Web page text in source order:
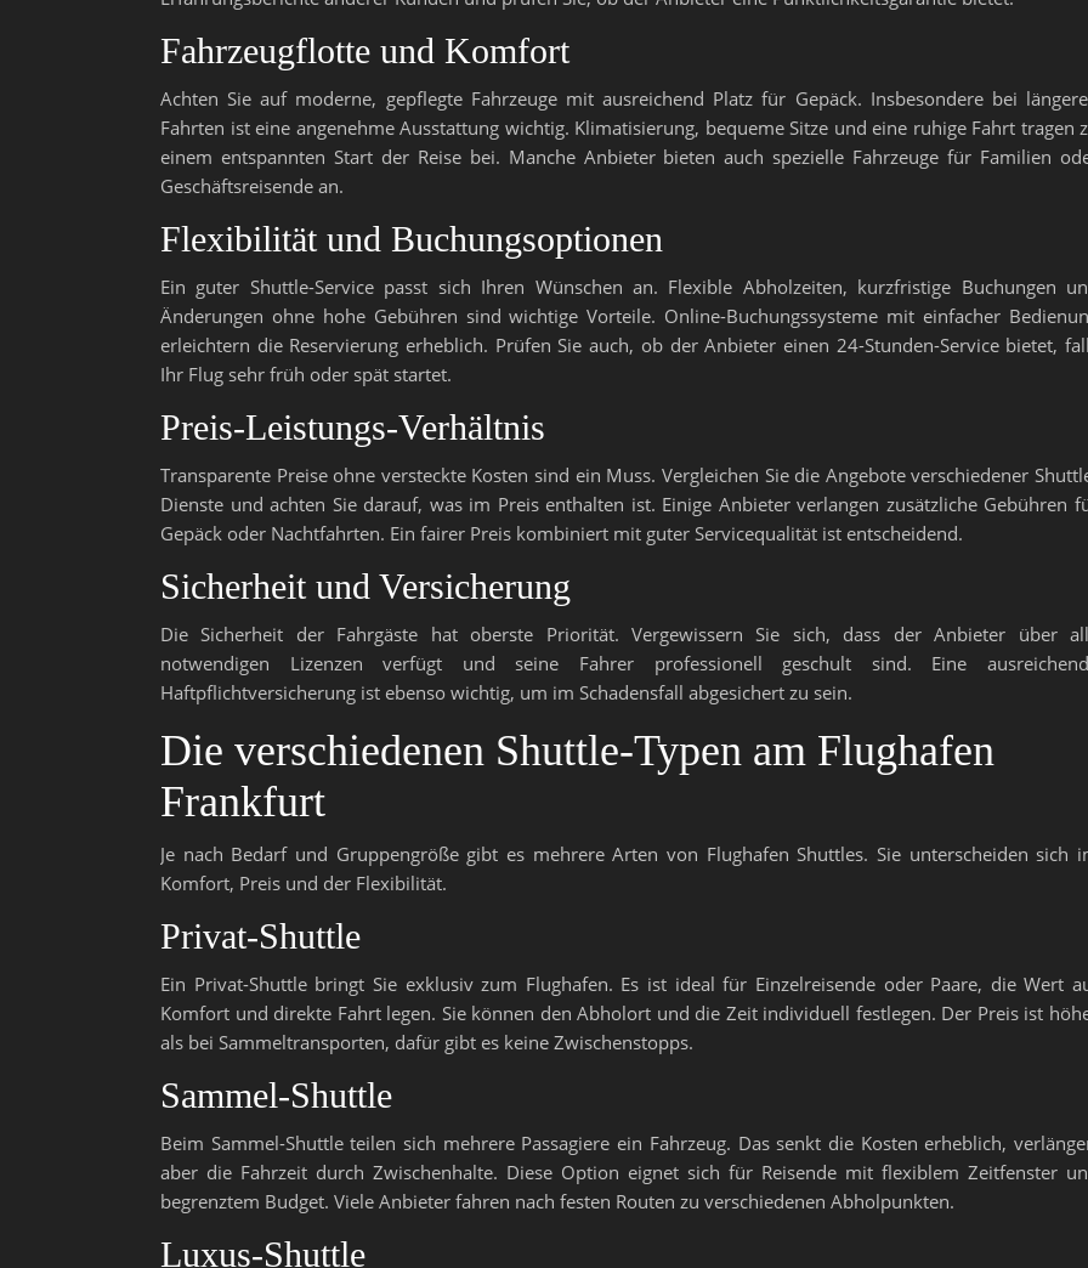
Fahrzeugflotte und Komfort
Achten Sie auf moderne, gepflegte Fahrzeuge mit ausreichend Platz für Gepäck. Insbesondere bei
Fahrten ist eine angenehme Ausstattung wichtig. Klimatisierung, bequeme Sitze und eine ruhige Fahrt tragen
einem entspannten Start der Reise bei. Manche Anbieter bieten auch spezielle Fahrzeuge für Familien
Geschäftsreisende an.
Flexibilität und Buchungsoptionen
Ein guter Shuttle-Service passt sich Ihren Wünschen an. Flexible Abholzeiten, kurzfristige Buchungen
Änderungen ohne hohe Gebühren sind wichtige Vorteile. Online-Buchungssysteme mit einfacher
erleichtern die Reservierung erheblich. Prüfen Sie auch, ob der Anbieter einen 24-Stunden-Service bietet,
Ihr Flug sehr früh oder spät startet.
Preis-Leistungs-Verhältnis
Transparente Preise ohne versteckte Kosten sind ein Muss. Vergleichen Sie die Angebote verschiedener
Dienste und achten Sie darauf, was im Preis enthalten ist. Einige Anbieter verlangen zusätzliche Gebühren
Gepäck oder Nachtfahrten. Ein fairer Preis kombiniert mit guter Servicequalität ist entscheidend.
Sicherheit und Versicherung
Die Sicherheit der Fahrgäste hat oberste Priorität. Vergewissern Sie sich, dass der Anbieter über
notwendigen Lizenzen verfügt und seine Fahrer professionell geschult sind. Eine
Haftpflichtversicherung ist ebenso wichtig, um im Schadensfall abgesichert zu sein.
Die verschiedenen Shuttle-Typen am Flughafen
Frankfurt
Je nach Bedarf und Gruppengröße gibt es mehrere Arten von Flughafen Shuttles. Sie unterscheiden sich
Komfort, Preis und der Flexibilität.
Privat-Shuttle
Ein Privat-Shuttle bringt Sie exklusiv zum Flughafen. Es ist ideal für Einzelreisende oder Paare, die Wert
Komfort und direkte Fahrt legen. Sie können den Abholort und die Zeit individuell festlegen. Der Preis ist
als bei Sammeltransporten, dafür gibt es keine Zwischenstopps.
Sammel-Shuttle
Beim Sammel-Shuttle teilen sich mehrere Passagiere ein Fahrzeug. Das senkt die Kosten erheblich,
aber die Fahrzeit durch Zwischenhalte. Diese Option eignet sich für Reisende mit flexiblem Zeitfenster
begrenztem Budget. Viele Anbieter fahren nach festen Routen zu verschiedenen Abholpunkten.
Luxus-Shuttle